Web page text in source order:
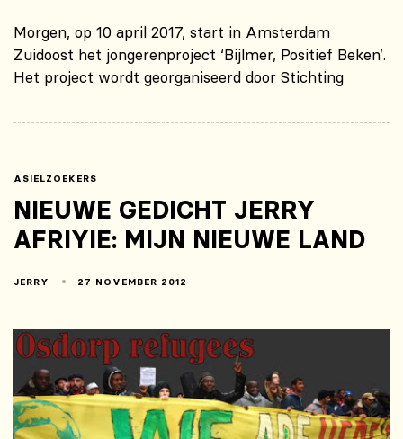
Morgen, op 10 april 2017, start in Amsterdam
Zuidoost het jongerenproject ‘Bijlmer, Positief Beken’.
Het project wordt georganiseerd door Stichting
ASIELZOEKERS
NIEUWE GEDICHT JERRY
AFRIYIE: MIJN NIEUWE LAND
JERRY 27 NOVEMBER 2012